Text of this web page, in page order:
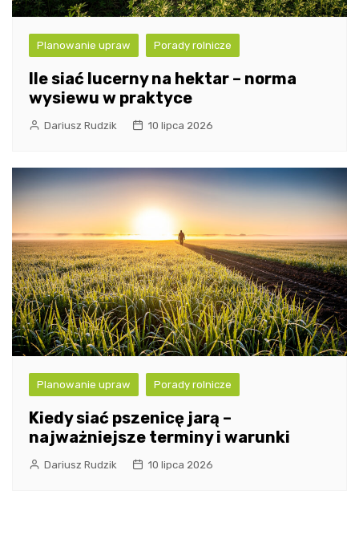
Planowanie upraw Porady rolnicze
Ile siać lucerny na hektar – norma
wysiewu w praktyce
Dariusz Rudzik 10 lipca 2026
Planowanie upraw Porady rolnicze
Kiedy siać pszenicę jarą –
najważniejsze terminy i warunki
Dariusz Rudzik 10 lipca 2026